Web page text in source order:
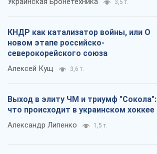
3,5 т.
КНДР как катализатор войны, или О
новом этапе российско-
северокорейского союза
Алексей Кущ 3,6 т.
Выход в элиту ЧМ и триумф "Сокола":
что происходит в украинском хоккее
Александр Липенко 1,5 т.